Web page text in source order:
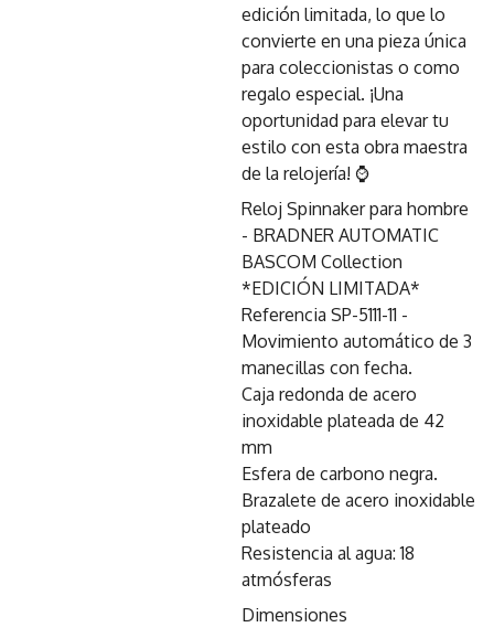
edición limitada, lo que lo
convierte en una pieza única
para coleccionistas o como
regalo especial. ¡Una
oportunidad para elevar tu
estilo con esta obra maestra
de la relojería! ⌚
Reloj Spinnaker para hombre
- BRADNER AUTOMATIC
BASCOM Collection
*EDICIÓN LIMITADA*
Referencia SP-5111-11 -
Movimiento automático de 3
manecillas con fecha.
Caja redonda de acero
inoxidable plateada de 42
mm
Esfera de carbono negra.
Brazalete de acero inoxidable
plateado
Resistencia al agua: 18
atmósferas
Dimensiones